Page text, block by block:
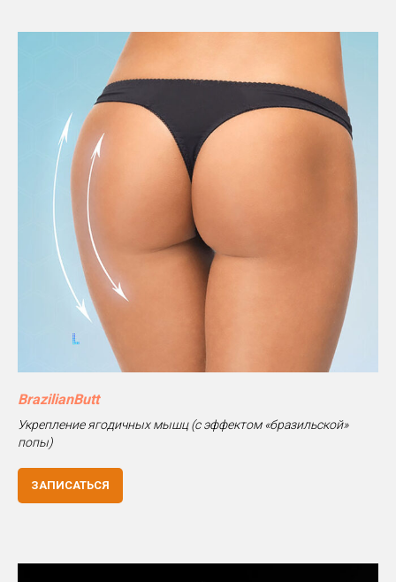
BrazilianButt
Укрепление ягодичных мышц (с эффектом «бразильской»
попы)
ЗАПИСАТЬСЯ